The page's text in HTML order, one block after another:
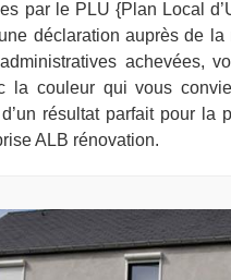
par le PLU {Plan Local
déclaration auprès de
achevées,
la couleur qui vous
résultat parfait pour la
ALB rénovation.